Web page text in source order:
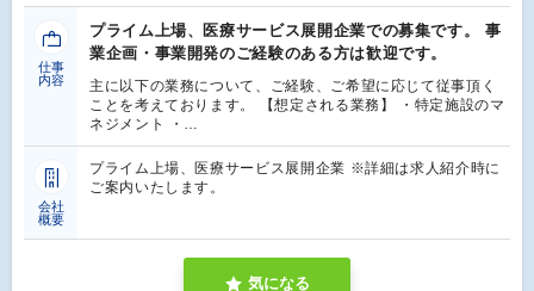
仕事
内容
プライム上場、医療サービス展開企業での募集です。 事
業企画・事業開発のご経験のある方は歓迎です。
主に以下の業務について、ご経験、ご希望に応じて従事頂く
ことを考えております。 【想定される業務】 ・特定施設のマ
ネジメント ・…
会社
概要
プライム上場、医療サービス展開企業 ※詳細は求人紹介時に
ご案内いたします。
気になる